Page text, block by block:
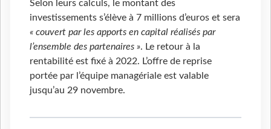
Selon leurs calculs, le montant des
investissements s’élève à 7 millions d’euros et sera
« couvert par les apports en capital réalisés par
l’ensemble des partenaires ». Le retour à la
rentabilité est fixé à 2022. L’offre de reprise
portée par l’équipe managériale est valable
jusqu’au 29 novembre.